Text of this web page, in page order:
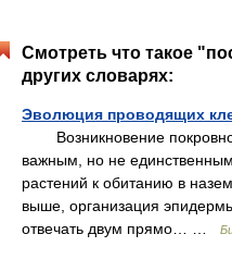
Смотреть что такое
других словарях:
Эволюция проводящих
Возникновение
важным, но не
растений к обитанию в
выше, организация
отвечать двум прямо… …